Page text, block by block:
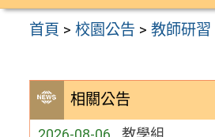
首頁 >校園公告 >教師研習
相關公告